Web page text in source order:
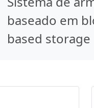
baseado em
based storage